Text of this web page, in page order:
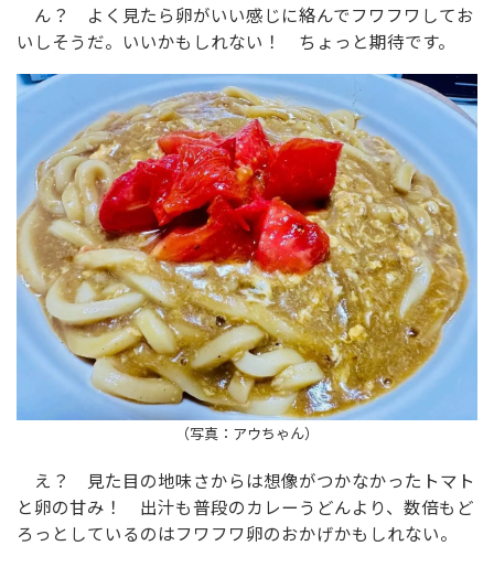
ん？ よく見たら卵がいい感じに絡んでフワフワしてお
いしそうだ。いいかもしれない！ ちょっと期待です。
（写真：アウちゃん）
え？ 見た目の地味さからは想像がつかなかったトマト
と卵の甘み！ 出汁も普段のカレーうどんより、数倍もど
ろっとしているのはフワフワ卵のおかげかもしれない。